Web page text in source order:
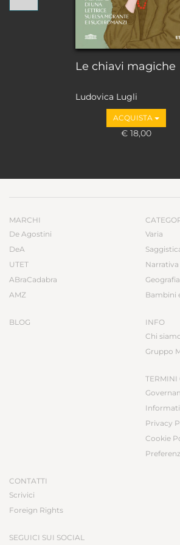
Le chiavi magiche
Ludovica Lugli
ACQUISTA
€ 18,00
MARCHI
De Agostini
DeA
UTET
ABraCadabra
AMZ
BLOG
Varia
Narrativa
Geografia
Bambini
INFO
Chi
Gruppo
TERMINI
Privacy
Cookie
CONTATTI
Scrivici
Foreign Rights
SEGUICI SUI SOCIAL